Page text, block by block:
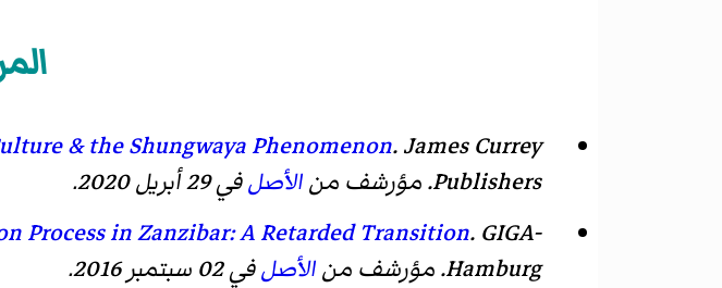
& the Shungwaya Phenomenon. James Currey
Publishers. مؤرشف من
الأصلفي 29 أبريل 2020.
Process in Zanzibar: A Retarded Transition. GIGA-
Hamburg. مؤرشف من
الأصلفي 02 سبتمبر 2016.